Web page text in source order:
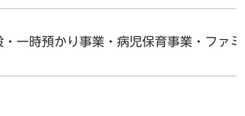
・一時預かり事業・病児保育事業・ファ